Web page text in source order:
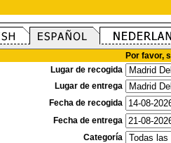
Por favor,
Lugar de recogida
Lugar de entrega
Fecha de recogida
Fecha de entrega
Categoría